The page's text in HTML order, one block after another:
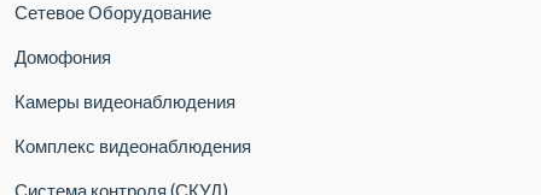
Сетевое Оборудование
Домофония
Камеры видеонаблюдения
Комплекс видеонаблюдения